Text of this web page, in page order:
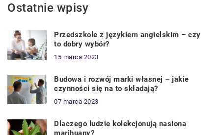
Ostatnie wpisy
Przedszkole z językiem angielskim – czy
to dobry wybór?
15 marca 2023
Budowa i rozwój marki własnej – jakie
czynności się na to składają?
07 marca 2023
Dlaczego ludzie kolekcjonują nasiona
marihuany?